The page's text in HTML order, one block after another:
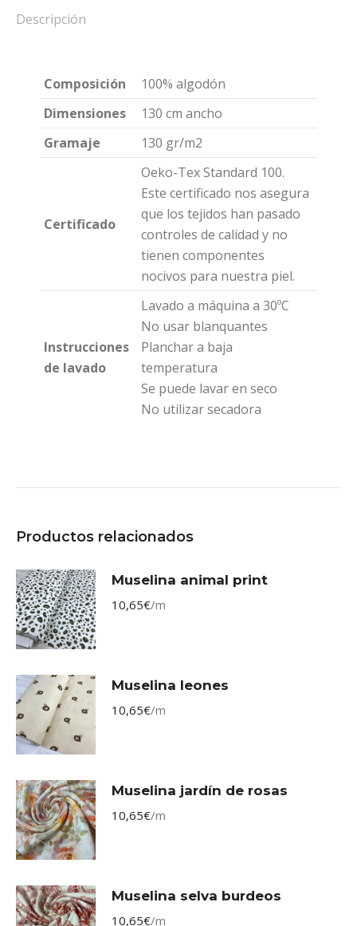
Descripción
Composición
100% algodón
Dimensiones
130 cm ancho
Gramaje
130 gr/m2
Certificado
Oeko-Tex Standard 100.
Este certificado nos asegura
que los tejidos han pasado
controles de calidad y no
tienen componentes
nocivos para nuestra piel.
Instrucciones
de lavado
Lavado a máquina a 30ºC
No usar blanquantes
Planchar a baja
temperatura
Se puede lavar en seco
No utilizar secadora
Productos relacionados
Muselina animal print
10,65€/m
Muselina leones
10,65€/m
Muselina jardín de rosas
10,65€/m
Muselina selva burdeos
10,65€/m